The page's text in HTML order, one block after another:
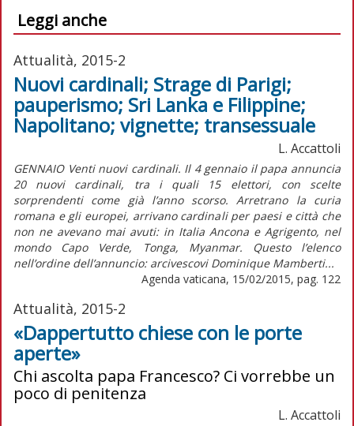
Leggi anche
Attualità, 2015-2
Nuovi cardinali; Strage di Parigi;
pauperismo; Sri Lanka e Filippine;
Napolitano; vignette; transessuale
L. Accattoli
GENNAIO Venti nuovi cardinali. Il 4 gennaio il papa annuncia
20 nuovi cardinali, tra i quali 15 elettori, con scelte
sorprendenti come già l’anno scorso. Arretrano la curia
romana e gli europei, arrivano cardinali per paesi e città che
non ne avevano mai avuti: in Italia Ancona e Agrigento, nel
mondo Capo Verde, Tonga, Myanmar. Questo l’elenco
nell’ordine dell’annuncio: arcivescovi Dominique Mamberti...
Agenda vaticana, 15/02/2015, pag. 122
Attualità, 2015-2
«Dappertutto chiese con le porte
aperte»
Chi ascolta papa Francesco? Ci vorrebbe un
poco di penitenza
L. Accattoli